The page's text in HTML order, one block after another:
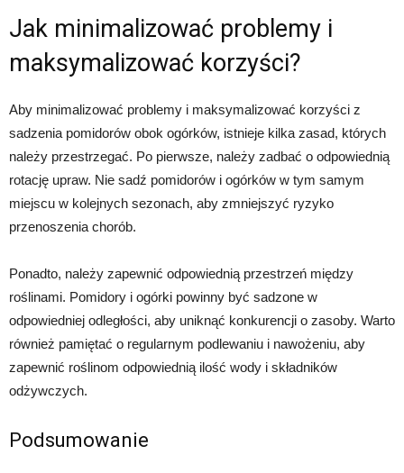
Jak minimalizować problemy i
maksymalizować korzyści?
Aby minimalizować problemy i maksymalizować korzyści z
sadzenia pomidorów obok ogórków, istnieje kilka zasad, których
należy przestrzegać. Po pierwsze, należy zadbać o odpowiednią
rotację upraw. Nie sadź pomidorów i ogórków w tym samym
miejscu w kolejnych sezonach, aby zmniejszyć ryzyko
przenoszenia chorób.
Ponadto, należy zapewnić odpowiednią przestrzeń między
roślinami. Pomidory i ogórki powinny być sadzone w
odpowiedniej odległości, aby uniknąć konkurencji o zasoby. Warto
również pamiętać o regularnym podlewaniu i nawożeniu, aby
zapewnić roślinom odpowiednią ilość wody i składników
odżywczych.
Podsumowanie